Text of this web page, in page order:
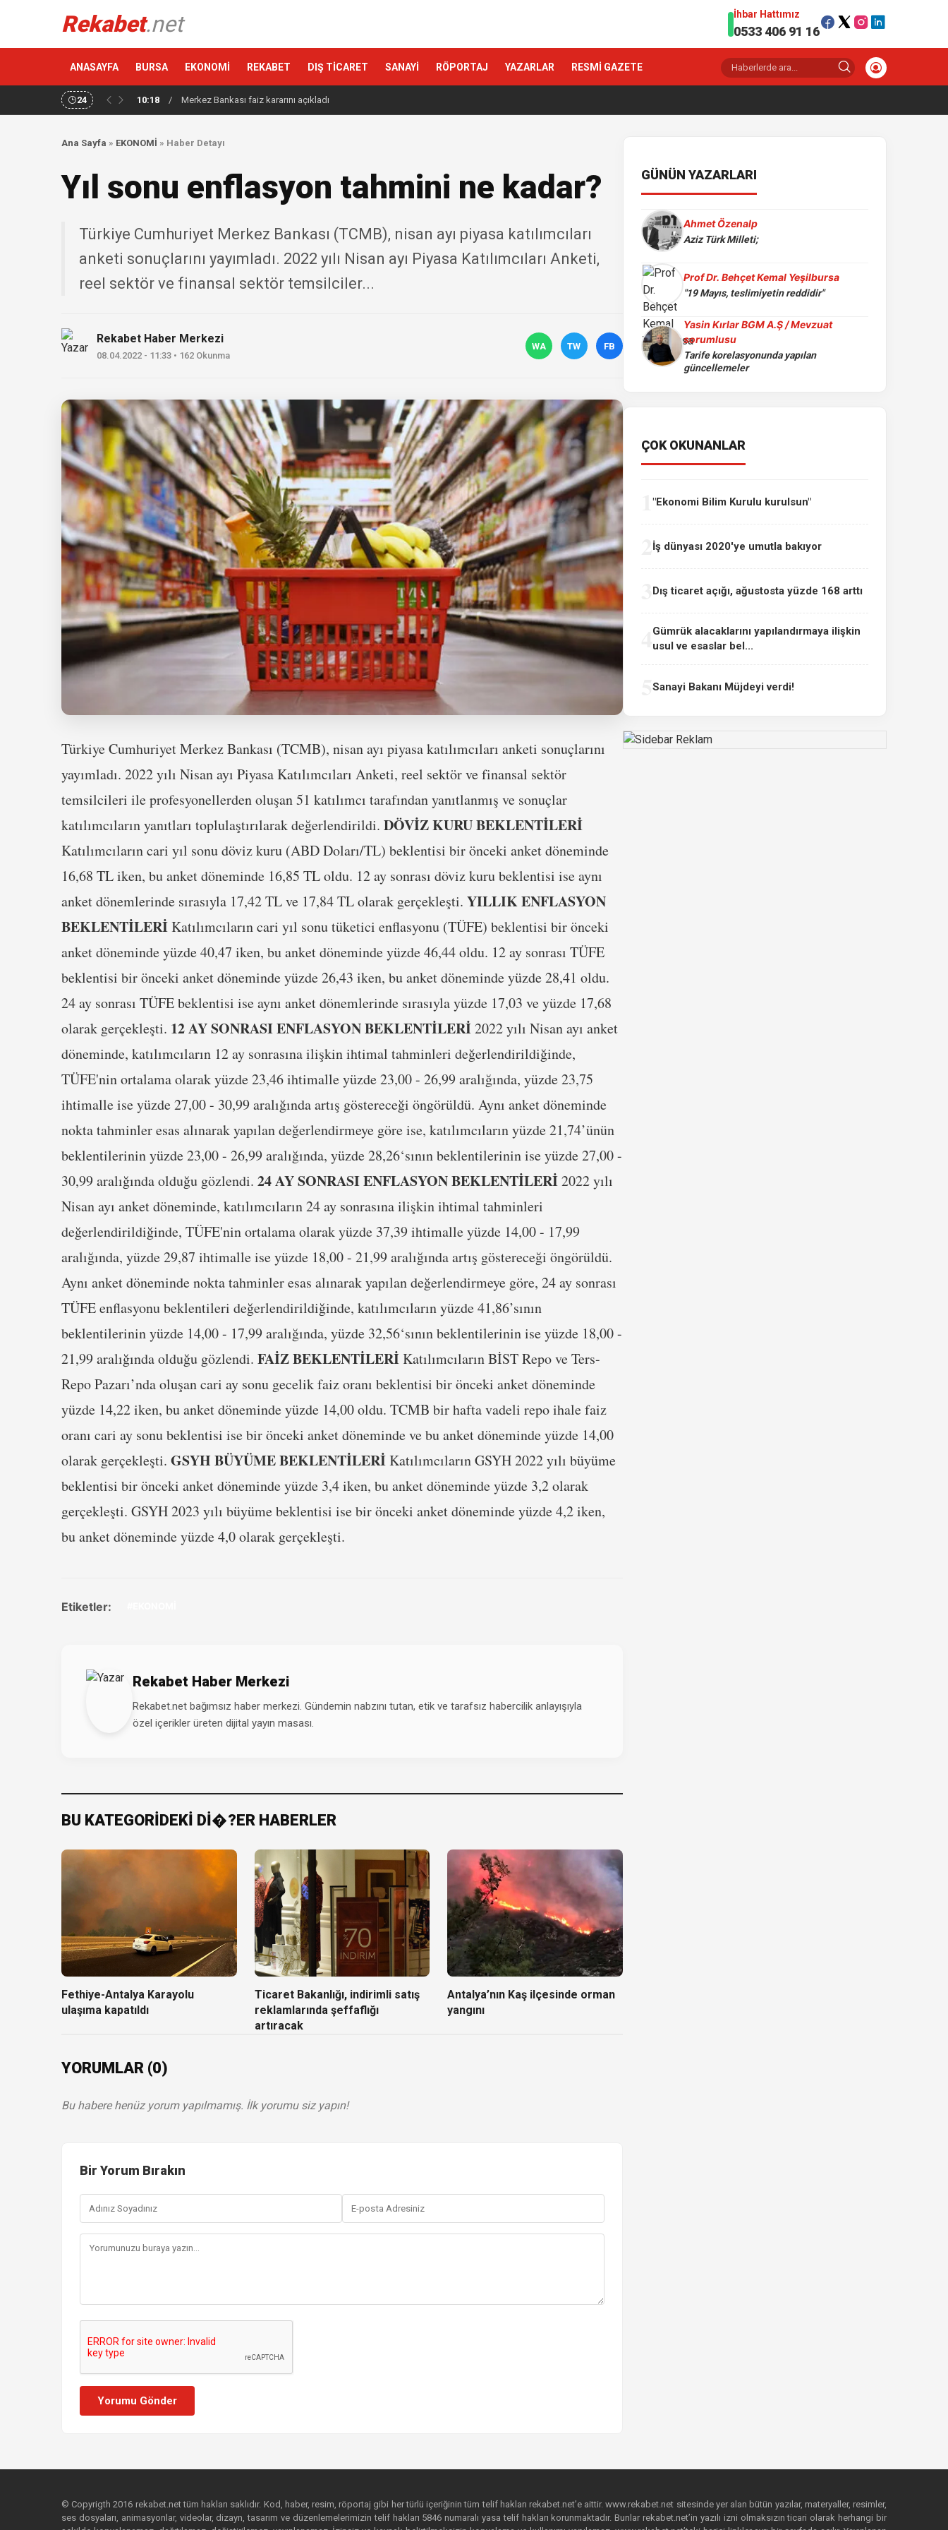
Rekabet.net İhbar Hattımız
0533 406 91 16
ANASAYFA BURSA EKONOMİ REKABET DIŞ TİCARET SANAYİ RÖPORTAJ YAZARLAR RESMİ GAZETE
24 10:18 / Merkez Bankası faiz kararını açıkladı
Ana Sayfa » EKONOMİ » Haber Detayı
Yıl sonu enflasyon tahmini ne kadar?
Türkiye Cumhuriyet Merkez Bankası (TCMB), nisan ayı piyasa katılımcıları
anketi sonuçlarını yayımladı. 2022 yılı Nisan ayı Piyasa Katılımcıları Anketi,
reel sektör ve finansal sektör temsilciler...
Rekabet Haber Merkezi
08.04.2022 - 11:33 • 162 Okunma
WA TW FB
Türkiye Cumhuriyet Merkez Bankası (TCMB), nisan ayı piyasa katılımcıları anketi sonuçlarını
yayımladı. 2022 yılı Nisan ayı Piyasa Katılımcıları Anketi, reel sektör ve finansal sektör
temsilcileri ile profesyonellerden oluşan 51 katılımcı tarafından yanıtlanmış ve sonuçlar
katılımcıların yanıtları toplulaştırılarak değerlendirildi. DÖVİZ KURU BEKLENTİLERİ
Katılımcıların cari yıl sonu döviz kuru (ABD Doları/TL) beklentisi bir önceki anket döneminde
16,68 TL iken, bu anket döneminde 16,85 TL oldu. 12 ay sonrası döviz kuru beklentisi ise aynı
anket dönemlerinde sırasıyla 17,42 TL ve 17,84 TL olarak gerçekleşti. YILLIK ENFLASYON
BEKLENTİLERİKatılımcıların cari yıl sonu tüketici enflasyonu (TÜFE) beklentisi bir önceki
anket döneminde yüzde 40,47 iken, bu anket döneminde yüzde 46,44 oldu. 12 ay sonrası TÜFE
beklentisi bir önceki anket döneminde yüzde 26,43 iken, bu anket döneminde yüzde 28,41 oldu.
24 ay sonrası TÜFE beklentisi ise aynı anket dönemlerinde sırasıyla yüzde 17,03 ve yüzde 17,68
olarak gerçekleşti. 12 AY SONRASI ENFLASYON BEKLENTİLERİ2022 yılı Nisan ayı anket
döneminde, katılımcıların 12 ay sonrasına ilişkin ihtimal tahminleri değerlendirildiğinde,
TÜFE'nin ortalama olarak yüzde 23,46 ihtimalle yüzde 23,00 - 26,99 aralığında, yüzde 23,75
ihtimalle ise yüzde 27,00 - 30,99 aralığında artış göstereceği öngörüldü. Aynı anket döneminde
nokta tahminler esas alınarak yapılan değerlendirmeye göre ise, katılımcıların yüzde 21,74’ünün
beklentilerinin yüzde 23,00 - 26,99 aralığında, yüzde 28,26‘sının beklentilerinin ise yüzde 27,00 -
30,99 aralığında olduğu gözlendi. 24 AY SONRASI ENFLASYON BEKLENTİLERİ2022 yılı
Nisan ayı anket döneminde, katılımcıların 24 ay sonrasına ilişkin ihtimal tahminleri
değerlendirildiğinde, TÜFE'nin ortalama olarak yüzde 37,39 ihtimalle yüzde 14,00 - 17,99
aralığında, yüzde 29,87 ihtimalle ise yüzde 18,00 - 21,99 aralığında artış göstereceği öngörüldü.
Aynı anket döneminde nokta tahminler esas alınarak yapılan değerlendirmeye göre, 24 ay sonrası
TÜFE enflasyonu beklentileri değerlendirildiğinde, katılımcıların yüzde 41,86’sının
beklentilerinin yüzde 14,00 - 17,99 aralığında, yüzde 32,56‘sının beklentilerinin ise yüzde 18,00 -
21,99 aralığında olduğu gözlendi. FAİZ BEKLENTİLERİKatılımcıların BİST Repo ve Ters-
Repo Pazarı’nda oluşan cari ay sonu gecelik faiz oranı beklentisi bir önceki anket döneminde
yüzde 14,22 iken, bu anket döneminde yüzde 14,00 oldu. TCMB bir hafta vadeli repo ihale faiz
oranı cari ay sonu beklentisi ise bir önceki anket döneminde ve bu anket döneminde yüzde 14,00
olarak gerçekleşti. GSYH BÜYÜME BEKLENTİLERİKatılımcıların GSYH 2022 yılı büyüme
beklentisi bir önceki anket döneminde yüzde 3,4 iken, bu anket döneminde yüzde 3,2 olarak
gerçekleşti. GSYH 2023 yılı büyüme beklentisi ise bir önceki anket döneminde yüzde 4,2 iken,
bu anket döneminde yüzde 4,0 olarak gerçekleşti.
Etiketler:
Rekabet Haber Merkezi
Rekabet.net bağımsız haber merkezi. Gündemin nabzını tutan, etik ve tarafsız habercilik anlayışıyla
özel içerikler üreten dijital yayın masası.
BU KATEGORİDEKİ Dİ�?ER HABERLER
Fethiye-Antalya Karayolu
ulaşıma kapatıldı
Ticaret Bakanlığı, indirimli satış
reklamlarında şeffaflığı
artıracak
Antalya’nın Kaş ilçesinde orman
yangını
YORUMLAR (0)
Bu habere henüz yorum yapılmamış. İlk yorumu siz yapın!
Bir Yorum Bırakın
Yorumu Gönder
GÜNÜN YAZARLARI
Ahmet Özenalp
Aziz Türk Milleti;
Prof Dr. Behçet Kemal Yeşilbursa
"19 Mayıs, teslimiyetin reddidir"
Yasin Kırlar BGM A.Ş / Mevzuat
sorumlusu
Tarife korelasyonunda yapılan
güncellemeler
ÇOK OKUNANLAR
"Ekonomi Bilim Kurulu kurulsun"
İş dünyası 2020'ye umutla bakıyor
Dış ticaret açığı, ağustosta yüzde 168 arttı
Gümrük alacaklarını yapılandırmaya ilişkin
usul ve esaslar bel...
Sanayi Bakanı Müjdeyi verdi!
© Copyrigth 2016 rekabet.net tüm hakları saklıdır. Kod, haber, resim, röportaj gibi her türlü içeriğinin tüm telif hakları rekabet.net’e aittir. www.rekabet.net sitesinde yer alan bütün yazılar, materyaller, resimler,
ses dosyaları, animasyonlar, videolar, dizayn, tasarım ve düzenlemelerimizin telif hakları 5846 numaralı yasa telif hakları korunmaktadır. Bunlar rekabet.net’in yazılı izni olmaksızın ticari olarak herhangi bir